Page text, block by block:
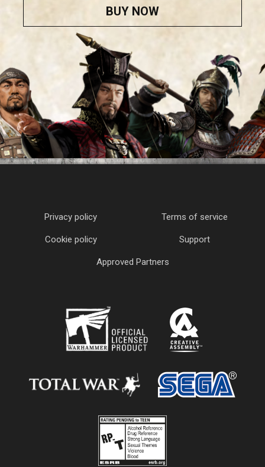
BUY NOW
Privacy policy Terms of service
Cookie policy Support
Approved Partners